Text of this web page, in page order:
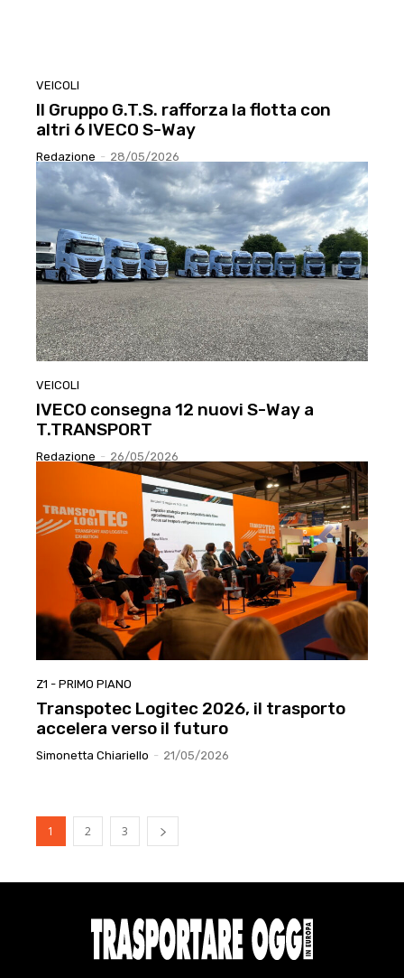
VEICOLI
Il Gruppo G.T.S. rafforza la flotta con
altri 6 IVECO S-Way
Redazione - 28/05/2026
VEICOLI
IVECO consegna 12 nuovi S-Way a
T.TRANSPORT
Redazione - 26/05/2026
Z1 - PRIMO PIANO
Transpotec Logitec 2026, il trasporto
accelera verso il futuro
Simonetta Chiariello - 21/05/2026
1 2 3